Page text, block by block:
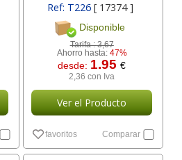
Ref: T226 [ 17374 ]
Disponible
Tarifa :3,67
Ahorro hasta: 47%
desde: 1.95€
2,36 con Iva
Ver el Producto
favoritos Comparar